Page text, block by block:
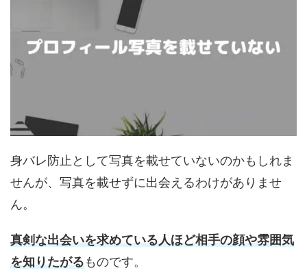
身バレ防止として写真を載せていないのかもしれま
せんが、写真を載せずに出会えるわけがありませ
ん。
真剣な出会いを求めている人ほど相手の顔や雰囲気
を知りたがるものです。